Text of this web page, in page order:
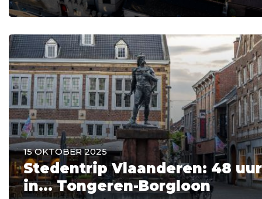
15 OKTOBER 2025
Stedentrip Vlaanderen: 48 uur
in… Tongeren-Borgloon